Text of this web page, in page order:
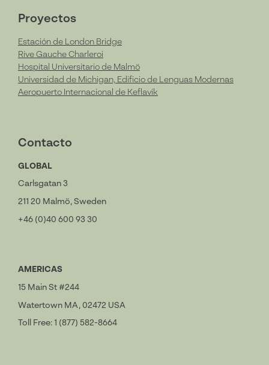
Proyectos
Estación de London Bridge
Rive Gauche Charleroi
Hospital Universitario de Malmö
Universidad de Michigan, Edificio de Lenguas Modernas
Aeropuerto Internacional de Keflavik
Contacto
GLOBAL
Carlsgatan 3
211 20 Malmö, Sweden
+46 (0)40 600 93 30
AMERICAS
15 Main St #244
Watertown MA, 02472 USA
Toll Free: 1 (877) 582-8664